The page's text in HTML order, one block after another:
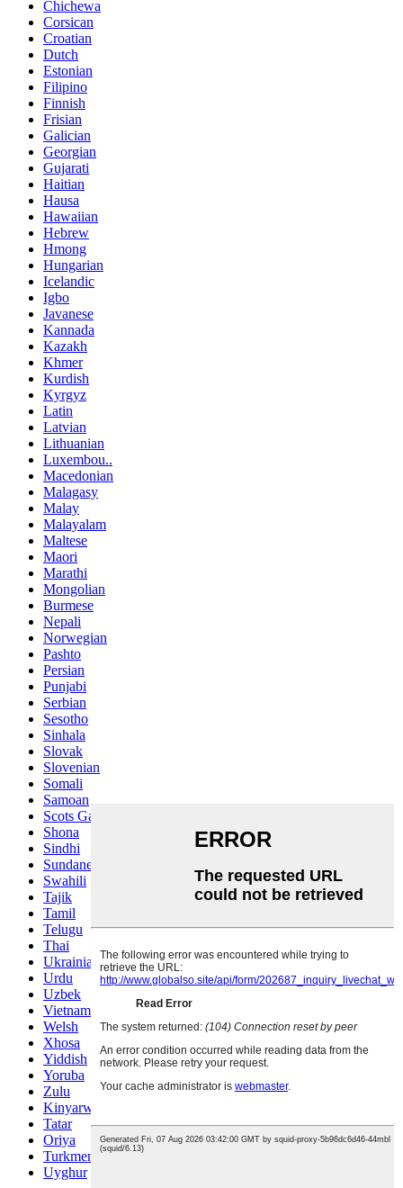
Chichewa
Corsican
Croatian
Dutch
Estonian
Filipino
Finnish
Frisian
Galician
Georgian
Gujarati
Haitian
Hausa
Hawaiian
Hebrew
Hmong
Hungarian
Icelandic
Igbo
Javanese
Kannada
Kazakh
Khmer
Kurdish
Kyrgyz
Latin
Latvian
Lithuanian
Luxembou..
Macedonian
Malagasy
Malay
Malayalam
Maltese
Maori
Marathi
Mongolian
Burmese
Nepali
Norwegian
Pashto
Persian
Punjabi
Serbian
Sesotho
Sinhala
Slovak
Slovenian
Somali
Samoan
Scots Gaelic
Shona
Sindhi
Sundanese
Swahili
Tajik
Tamil
Telugu
Thai
Ukrainian
Urdu
Uzbek
Vietnamese
Welsh
Xhosa
Yiddish
Yoruba
Zulu
Kinyarwanda
Tatar
Oriya
Turkmen
Uyghur